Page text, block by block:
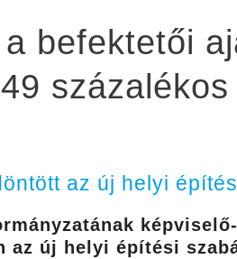
befektetői
százalékos
az új helyi
az új helyi építési